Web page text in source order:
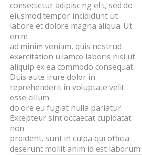
consectetur adipiscing elit, sed do
eiusmod tempor incididunt ut
labore et dolore magna aliqua. Ut
enim
ad minim veniam, quis nostrud
exercitation ullamco laboris nisi ut
aliquip ex ea commodo consequat.
Duis aute irure dolor in
reprehenderit in voluptate velit
esse cillum
dolore eu fugiat nulla pariatur.
Excepteur sint occaecat cupidatat
non
proident, sunt in culpa qui officia
deserunt mollit anim id est laborum.